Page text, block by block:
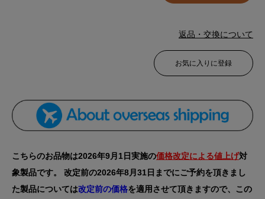
返品・交換について
お気に入りに登録
こちらのお品物は2026年9月1日実施の価格改定による値上げ対
象製品です。 改定前の2026年8月31日までにご予約を頂きまし
た製品については改定前の価格を適用させて頂きますので、この